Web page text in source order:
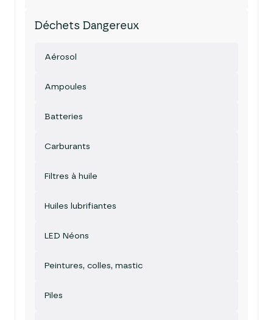
Déchets Dangereux
Aérosol
Ampoules
Batteries
Carburants
Filtres à huile
Huiles lubrifiantes
LED Néons
Peintures, colles, mastic
Piles